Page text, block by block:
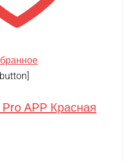
APP Красная